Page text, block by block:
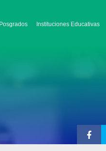
Posgrados Instituciones Educativas